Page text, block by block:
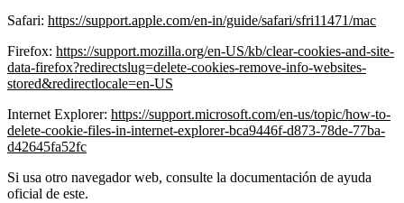
Safari: https://support.apple.com/en-in/guide/safari/sfri11471/mac
Firefox: https://support.mozilla.org/en-US/kb/clear-cookies-and-site-
data-firefox?redirectslug=delete-cookies-remove-info-websites-
stored&redirectlocale=en-US
Internet Explorer: https://support.microsoft.com/en-us/topic/how-to-
delete-cookie-files-in-internet-explorer-bca9446f-d873-78de-77ba-
d42645fa52fc
Si usa otro navegador web, consulte la documentación de ayuda
oficial de este.